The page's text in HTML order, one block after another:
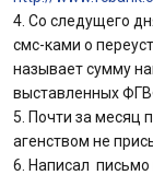
4. Со следущего
смс-ками о
называет сумму
выставленных
5. Почти за месяц
агенством не
6. Написал письмо